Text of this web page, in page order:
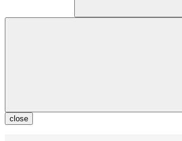
close